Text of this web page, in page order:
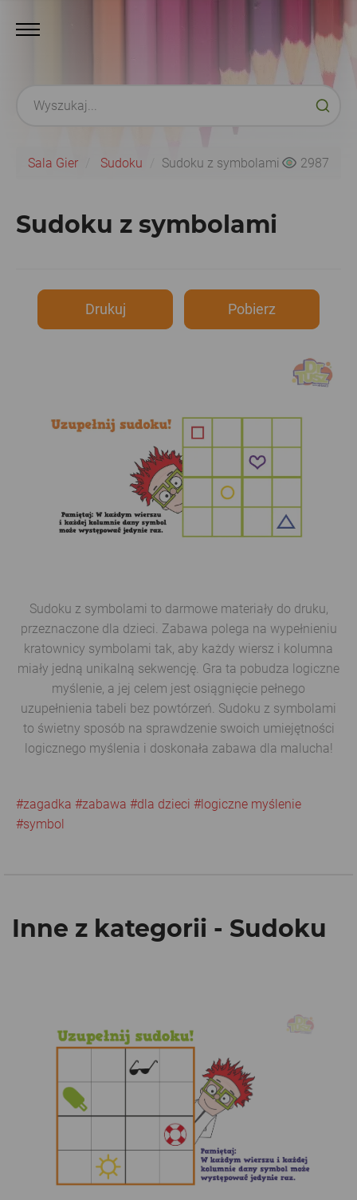
Sala Gier Sudoku Sudoku z symbolami 2987
Sudoku z symbolami
Drukuj Pobierz
Sudoku z symbolami to darmowe materiały do druku,
przeznaczone dla dzieci. Zabawa polega na wypełnieniu
kratownicy symbolami tak, aby każdy wiersz i kolumna
miały jedną unikalną sekwencję. Gra ta pobudza logiczne
myślenie, a jej celem jest osiągnięcie pełnego
uzupełnienia tabeli bez powtórzeń. Sudoku z symbolami
to świetny sposób na sprawdzenie swoich umiejętności
logicznego myślenia i doskonała zabawa dla malucha!
#zagadka #zabawa #dla dzieci #logiczne myślenie
#symbol
Inne z kategorii - Sudoku